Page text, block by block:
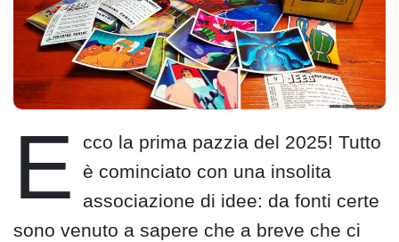
E
cco la prima pazzia del 2025! Tutto
è cominciato con una insolita
associazione di idee: da fonti certe
sono venuto a sapere che a breve che ci